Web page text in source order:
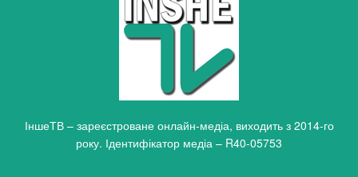
ІншеТВ – зареєстроване онлайн-медіа, виходить з 2014-го
року. Ідентифікатор медіа – R40-05753